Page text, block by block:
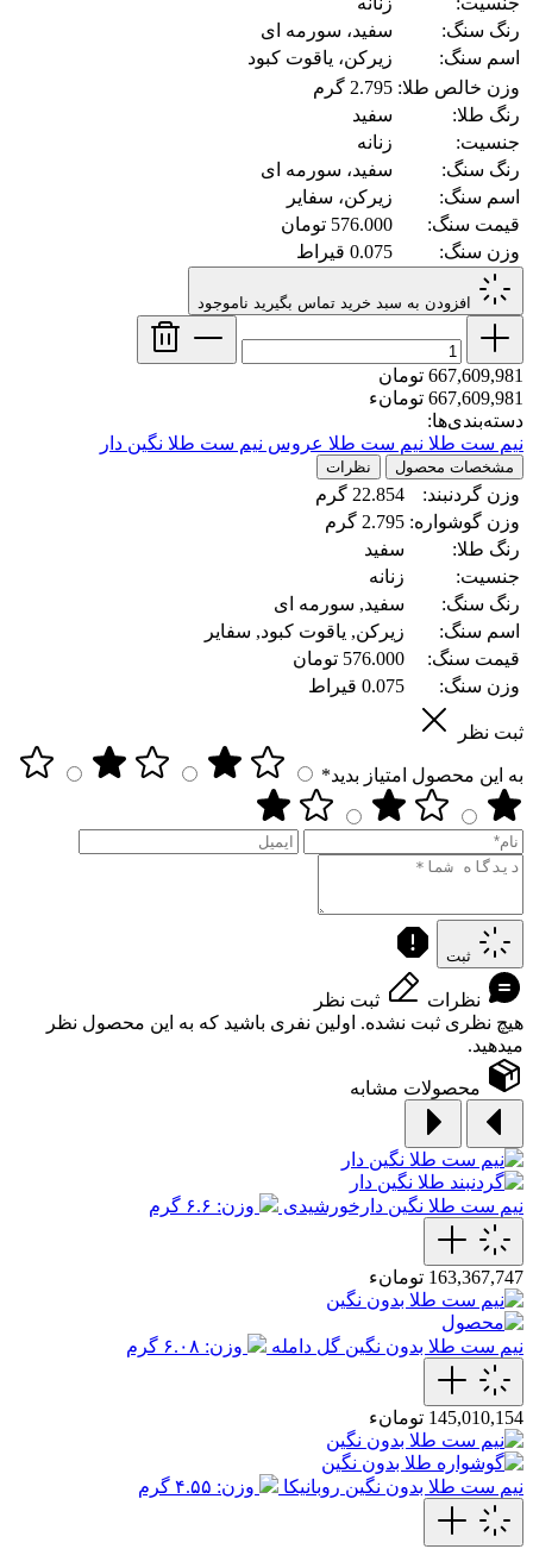
رنگ سنگ:
سفید، سورمه ای
اسم سنگ:
زیرکن، یاقوت کبود
وزن خالص طلا: 2.795 گرم
رنگ طلا:
سفید
جنسیت:
زنانه
رنگ سنگ:
سفید، سورمه ای
اسم سنگ:
زیرکن، سفایر
قیمت سنگ:
576.000 تومان
وزن سنگ:
0.075 قیراط
افزودن به سبد خرید تماس بگیرید ناموجود
667,609,981 تومان
667,609,981 تومانء
دسته‌بندی‌ها:
نیم ست طلا نیم ست طلا عروس نیم ست طلا نگین دار
مشخصات محصول نظرات
وزن گردنبند:
22.854 گرم
وزن گوشواره: 2.795 گرم
رنگ طلا:
سفید
جنسیت:
زنانه
رنگ سنگ:
سفید, سورمه ای
اسم سنگ:
زیرکن, یاقوت کبود, سفایر
قیمت سنگ:
576.000 تومان
وزن سنگ:
0.075 قیراط
ثبت نظر
به این محصول امتیاز بدید*
ثبت
نظرات
ثبت نظر
هیچ نظری ثبت نشده. اولین نفری باشید که به این محصول نظر
میدهید.
محصولات مشابه
نیم ست طلا نگین دارخورشیدی وزن: ۶.۶ گرم
163,367,747 تومانء
نیم ست طلا بدون نگین گل دامله وزن: ۶.۰۸ گرم
145,010,154 تومانء
نیم ست طلا بدون نگین روبانیکا وزن: ۴.۵۵ گرم